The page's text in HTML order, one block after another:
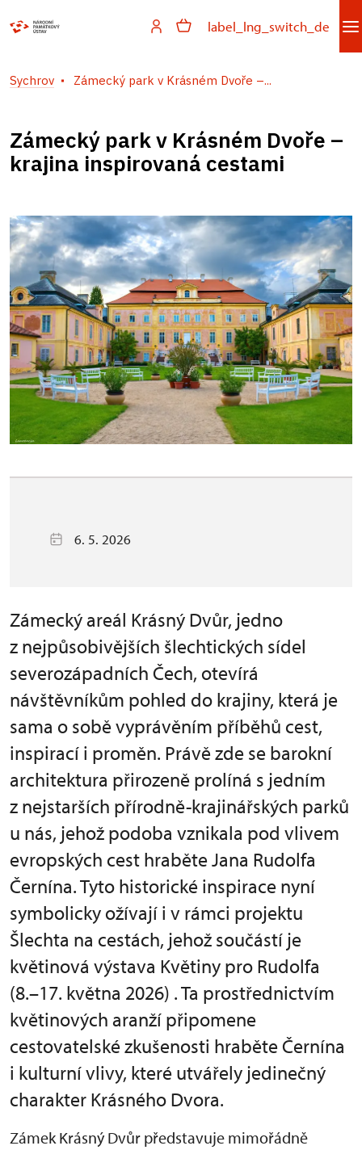
label_lng_switch_de
Sychrov Zámecký park v Krásném Dvoře –...
Zámecký park v Krásném Dvoře –
krajina inspirovaná cestami
6. 5. 2026
Zámecký areál Krásný Dvůr, jedno
z nejpůsobivějších šlechtických sídel
severozápadních Čech, otevírá
návštěvníkům pohled do krajiny, která je
sama o sobě vyprávěním příběhů cest,
inspirací i proměn. Právě zde se barokní
architektura přirozeně prolíná s jedním
z nejstarších přírodně-krajinářských parků
u nás, jehož podoba vznikala pod vlivem
evropských cest hraběte Jana Rudolfa
Černína. Tyto historické inspirace nyní
symbolicky ožívají i v rámci projektu
Šlechta na cestách, jehož součástí je
květinová výstava Květiny pro Rudolfa
(8.–17. května 2026) . Ta prostřednictvím
květinových aranží připomene
cestovatelské zkušenosti hraběte Černína
i kulturní vlivy, které utvářely jedinečný
charakter Krásného Dvora.
Zámek Krásný Dvůr představuje mimořádně